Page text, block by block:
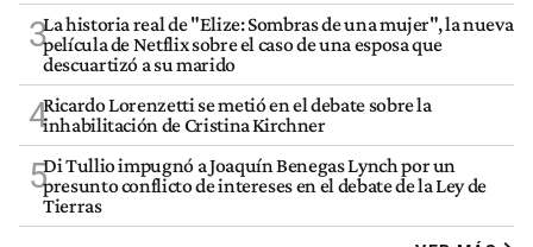
3La historia real de "Elize: Sombras de una mujer", la nueva
película de Netflix sobre el caso de una esposa que
descuartizó a su marido
4Ricardo Lorenzetti se metió en el debate sobre la
inhabilitación de Cristina Kirchner
5Di Tullio impugnó a Joaquín Benegas Lynch por un
presunto conflicto de intereses en el debate de la Ley de
Tierras